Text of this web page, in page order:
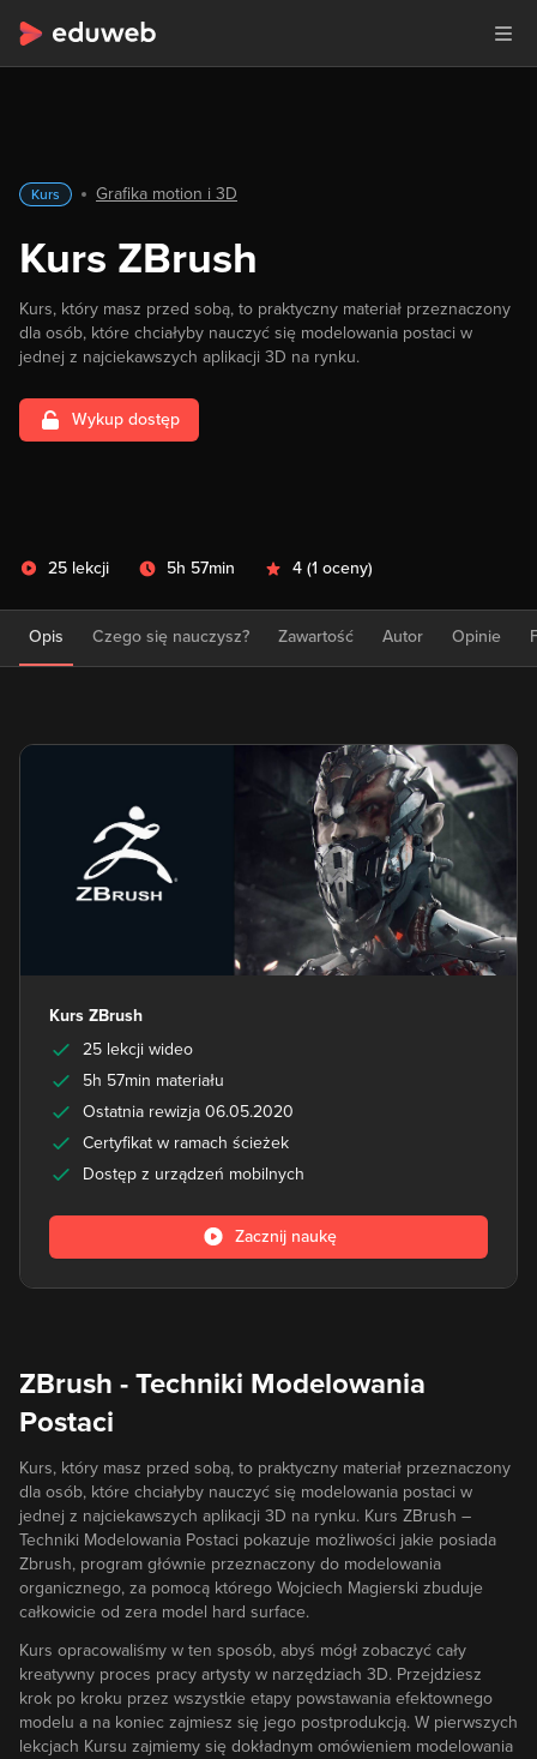
Kurs Grafika motion i 3D
Kurs ZBrush
Kurs, który masz przed sobą, to praktyczny materiał przeznaczony
dla osób, które chciałyby nauczyć się modelowania postaci w
jednej z najciekawszych aplikacji 3D na rynku.
Wykup dostęp
25 lekcji 5h 57min 4 (1 oceny)
Opis Czego się nauczysz? Zawartość Autor Opinie
ZBrush - Techniki Modelowania
Postaci
Kurs, który masz przed sobą, to praktyczny materiał przeznaczony
dla osób, które chciałyby nauczyć się modelowania postaci w
jednej z najciekawszych aplikacji 3D na rynku. Kurs ZBrush –
Techniki Modelowania Postaci pokazuje możliwości jakie posiada
Zbrush, program głównie przeznaczony do modelowania
organicznego, za pomocą którego Wojciech Magierski zbuduje
całkowicie od zera model hard surface.
Kurs opracowaliśmy w ten sposób, abyś mógł zobaczyć cały
kreatywny proces pracy artysty w narzędziach 3D. Przejdziesz
krok po kroku przez wszystkie etapy powstawania efektownego
modelu a na koniec zajmiesz się jego postprodukcją. W pierwszych
lekcjach Kursu zajmiemy się dokładnym omówieniem modelowania
Kurs ZBrush
25 lekcji wideo
5h 57min materiału
Ostatnia rewizja 06.05.2020
Certyfikat w ramach ścieżek
Dostęp z urządzeń mobilnych
Zacznij naukę